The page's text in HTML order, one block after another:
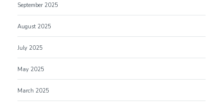
September 2025
August 2025
July 2025
May 2025
March 2025